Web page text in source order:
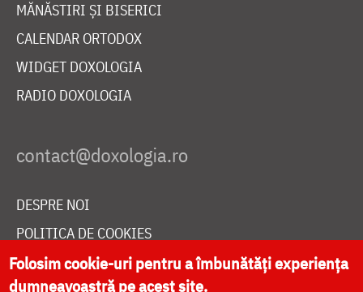
MĂNĂSTIRI ȘI BISERICI
CALENDAR ORTODOX
WIDGET DOXOLOGIA
RADIO DOXOLOGIA
DESPRE NOI
POLITICA DE COOKIES
DONEAZĂ ONLINE PENTRU CATEDRALA NAȚIONALĂ
Folosim cookie-uri pentru a îmbunătăți experiența
dumneavoastră pe acest site.